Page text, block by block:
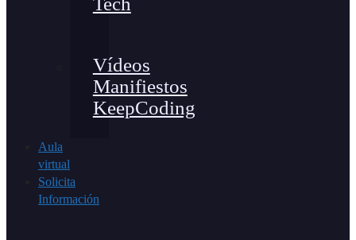
Vídeos
Manifiestos
KeepCoding
Aula
virtual
Solicita
Información